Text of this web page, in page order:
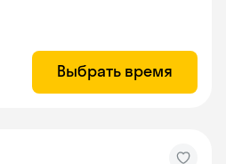
Выбрать время